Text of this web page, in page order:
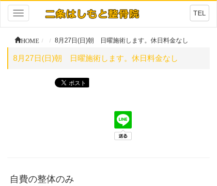
Toggle
navigation
TEL
HOME 8月27日(日)朝 日曜施術します。休日料金なし
8月27日(日)朝 日曜施術します。休日料金なし
自費の整体のみ